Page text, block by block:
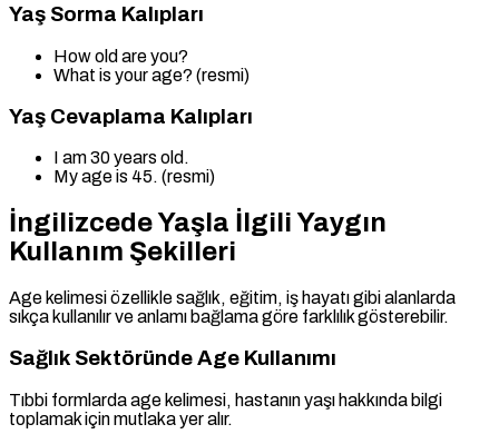
Yaş Sorma Kalıpları
How old are you?
What is your age? (resmi)
Yaş Cevaplama Kalıpları
I am 30 years old.
My age is 45. (resmi)
İngilizcede Yaşla İlgili Yaygın
Kullanım Şekilleri
Age kelimesi özellikle sağlık, eğitim, iş hayatı gibi alanlarda
sıkça kullanılır ve anlamı bağlama göre farklılık gösterebilir.
Sağlık Sektöründe Age Kullanımı
Tıbbi formlarda age kelimesi, hastanın yaşı hakkında bilgi
toplamak için mutlaka yer alır.